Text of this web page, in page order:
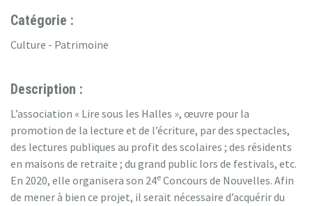
Catégorie :
Culture - Patrimoine
Description :
L’association « Lire sous les Halles », œuvre pour la
promotion de la lecture et de l’écriture, par des spectacles,
des lectures publiques au profit des scolaires ; des résidents
en maisons de retraite ; du grand public lors de festivals, etc.
En 2020, elle organisera son 24e Concours de Nouvelles. Afin
de mener à bien ce projet, il serait nécessaire d’acquérir du